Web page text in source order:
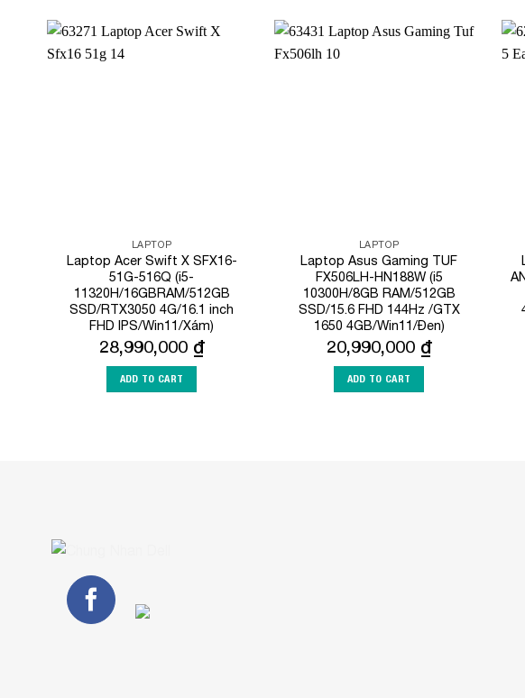
LAPTOP
Laptop Acer Swift X SFX16-
51G-516Q (i5-
11320H/16GBRAM/512GB
SSD/RTX3050 4G/16.1 inch
FHD IPS/Win11/Xám)
28,990,000 ₫
ADD TO CART
LAPTOP
Laptop Asus Gaming TUF
FX506LH-HN188W (i5
10300H/8GB RAM/512GB
SSD/15.6 FHD 144Hz /GTX
1650 4GB/Win11/Đen)
20,990,000 ₫
ADD TO CART